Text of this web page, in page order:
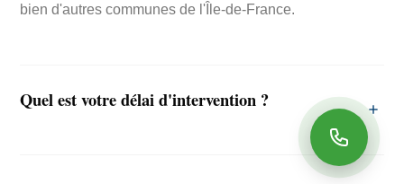
bien d'autres communes de l'Île-de-France.
Quel est votre délai d'intervention ?
Nous nous engageons à intervenir sous 48 heures pour